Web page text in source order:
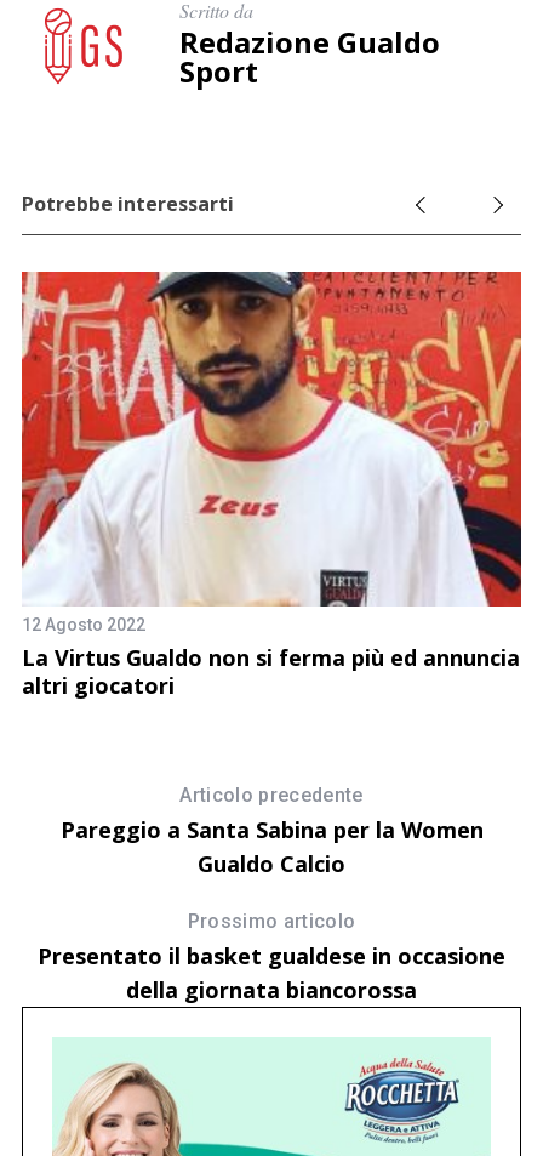
Scritto da
Redazione Gualdo
Sport
Potrebbe interessarti
12 Agosto 2022
La Virtus Gualdo non si ferma più ed annuncia
altri giocatori
Articolo precedente
Pareggio a Santa Sabina per la Women
Gualdo Calcio
Prossimo articolo
Presentato il basket gualdese in occasione
della giornata biancorossa